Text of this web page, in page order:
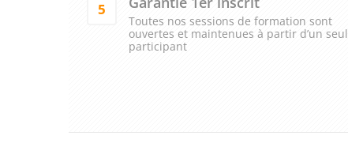
5
Toutes nos sessions de formation sont
ouvertes et maintenues à partir d’un seul
participant